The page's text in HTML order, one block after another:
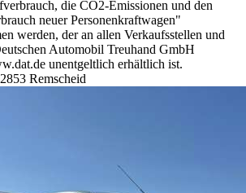
die CO2-Emissionen und den
neuer Personenkraftwagen"
werden, der an allen Verkaufsstellen und
Automobil Treuhand GmbH
unentgeltlich erhältlich ist.
Remscheid